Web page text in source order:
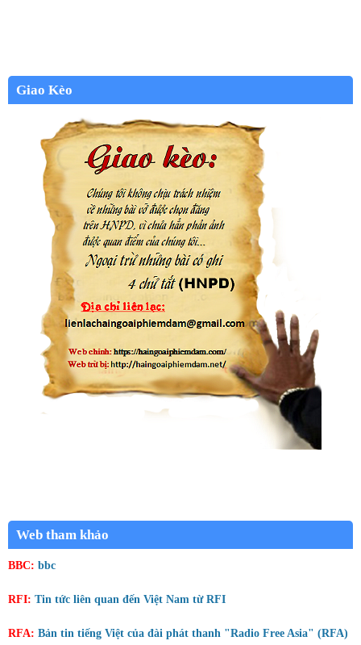
Giao Kèo
Web tham khảo
BBC: bbc
RFI: Tin tức liên quan đến Việt Nam từ RFI
RFA: Bản tin tiếng Việt của đài phát thanh "Radio Free Asia" (RFA)